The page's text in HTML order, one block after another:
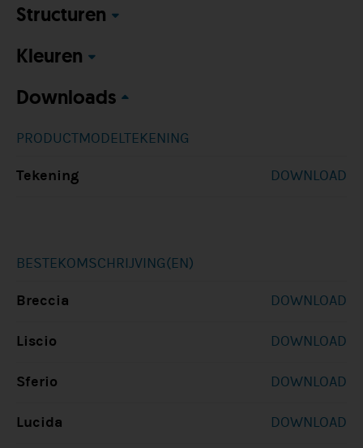
Structuren
Kleuren
Downloads
PRODUCTMODELTEKENING
Tekening DOWNLOAD
BESTEKOMSCHRIJVING(EN)
Breccia DOWNLOAD
Liscio DOWNLOAD
Sferio DOWNLOAD
Lucida DOWNLOAD